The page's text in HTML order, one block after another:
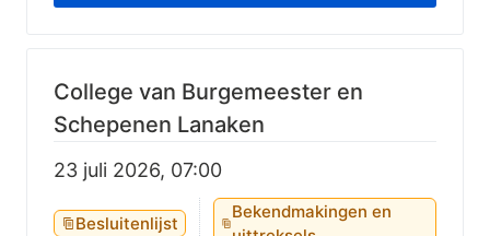
College van Burgemeester en
Schepenen Lanaken
23 juli 2026, 07:00
Besluitenlijst
Bekendmakingen en